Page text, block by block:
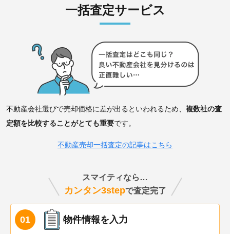
一括査定サービス
不動産会社選びで売却価格に差が出るといわれるため、 複数社の査
定額を比較することがとても重要です。
不動産売却一括査定の記事はこちら
スマイティなら…
カンタン3stepで査定完了
物件情報を入力